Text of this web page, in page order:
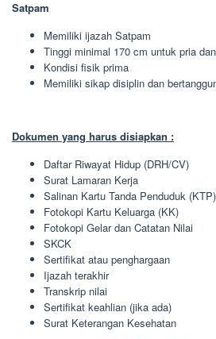
Satpam
Memiliki ijazah Satpam
Tinggi minimal 170 cm untuk pria
Kondisi fisik prima
Memiliki sikap disiplin dan
Dokumen yang harus disiapkan :
Daftar Riwayat Hidup (DRH/CV)
Surat Lamaran Kerja
Salinan Kartu Tanda Penduduk (KTP)
Fotokopi Kartu Keluarga (KK)
Fotokopi Gelar dan Catatan Nilai
SKCK
Sertifikat atau penghargaan
Ijazah terakhir
Transkrip nilai
Sertifikat keahlian (jika ada)
Surat Keterangan Kesehatan